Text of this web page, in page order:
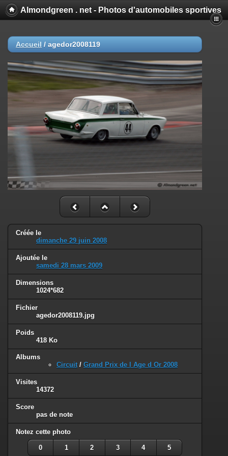
Almondgreen . net - Photos d'automobiles sportives
Accueil / agedor2008119
Créée le
dimanche 29 juin 2008
Ajoutée le
samedi 28 mars 2009
Dimensions
1024*682
Fichier
agedor2008119.jpg
Poids
418 Ko
Albums
Circuit / Grand Prix de l Age d Or 2008
Visites
14372
Score
pas de note
Notez cette photo
0 1 2 3 4 5